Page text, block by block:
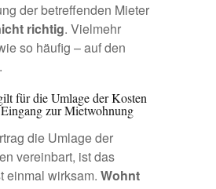
der betreffenden Mieter
richtig. Vielmehr
so häufig – auf den
für die Umlage der Kosten
zur Mietwohnung
die Umlage der
vereinbart, ist das
einmal wirksam. Wohnt